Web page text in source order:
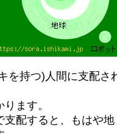
を持つ)人間に支配さ
ます。
支配すると、もはや地